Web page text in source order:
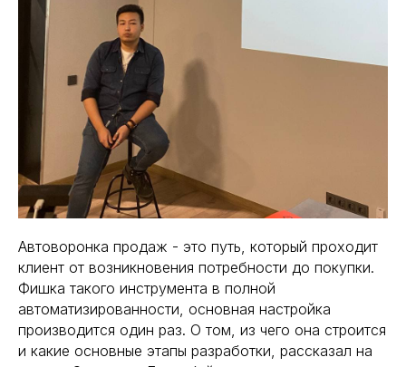
Автоворонка продаж - это путь, который проходит
клиент от возникновения потребности до покупки.
Фишка такого инструмента в полной
автоматизированности, основная настройка
производится один раз. О том, из чего она строится
и какие основные этапы разработки, рассказал на